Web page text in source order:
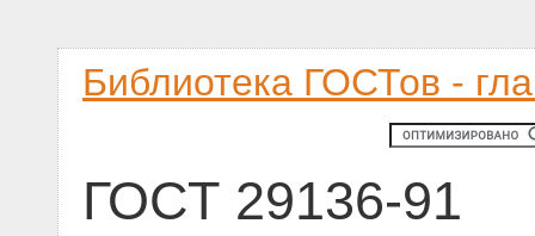
Библиотека ГОСТов -
ГОСТ 29136-91